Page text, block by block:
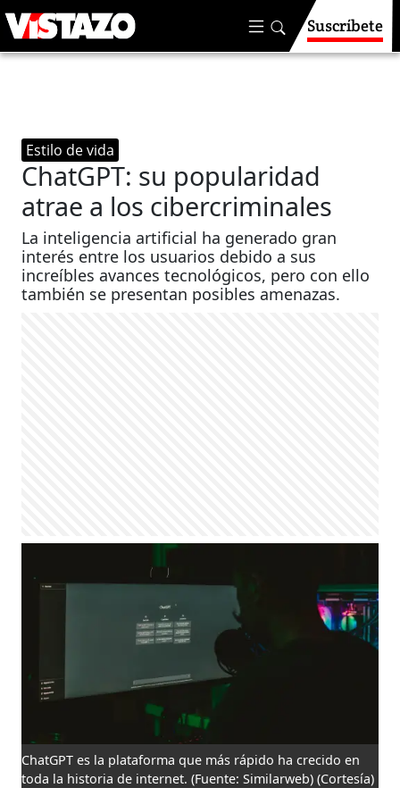
Suscríbete
Estilo de vida
ChatGPT: su popularidad
atrae a los cibercriminales
La inteligencia artificial ha generado gran
interés entre los usuarios debido a sus
increíbles avances tecnológicos, pero con ello
también se presentan posibles amenazas.
ChatGPT es la plataforma que más rápido ha crecido en
toda la historia de internet. (Fuente: Similarweb) (Cortesía)